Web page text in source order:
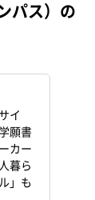
パス）の
イ
願書
カー
暮ら
」も